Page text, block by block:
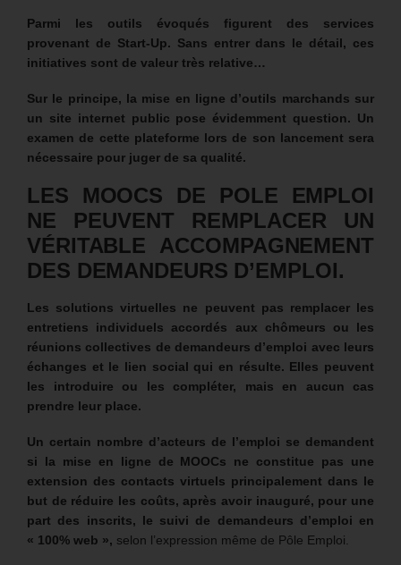
Parmi les outils évoqués figurent des services
provenant de Start-Up. Sans entrer dans le détail, ces
initiatives sont de valeur très relative…
Sur le principe, la mise en ligne d’outils marchands sur
un site internet public pose évidemment question. Un
examen de cette plateforme lors de son lancement sera
nécessaire pour juger de sa qualité.
LES MOOCS DE POLE EMPLOI
NE PEUVENT REMPLACER UN
VÉRITABLE ACCOMPAGNEMENT
DES DEMANDEURS D’EMPLOI.
Les solutions virtuelles ne peuvent pas remplacer les
entretiens individuels accordés aux chômeurs ou les
réunions collectives de demandeurs d’emploi avec leurs
échanges et le lien social qui en résulte. Elles peuvent
les introduire ou les compléter, mais en aucun cas
prendre leur place.
Un certain nombre d’acteurs de l’emploi se demandent
si la mise en ligne de MOOCs ne constitue pas une
extension des contacts virtuels principalement dans le
but de réduire les coûts, après avoir inauguré, pour une
part des inscrits, le suivi de demandeurs d’emploi en
« 100% web », selon l’expression même de Pôle Emploi.